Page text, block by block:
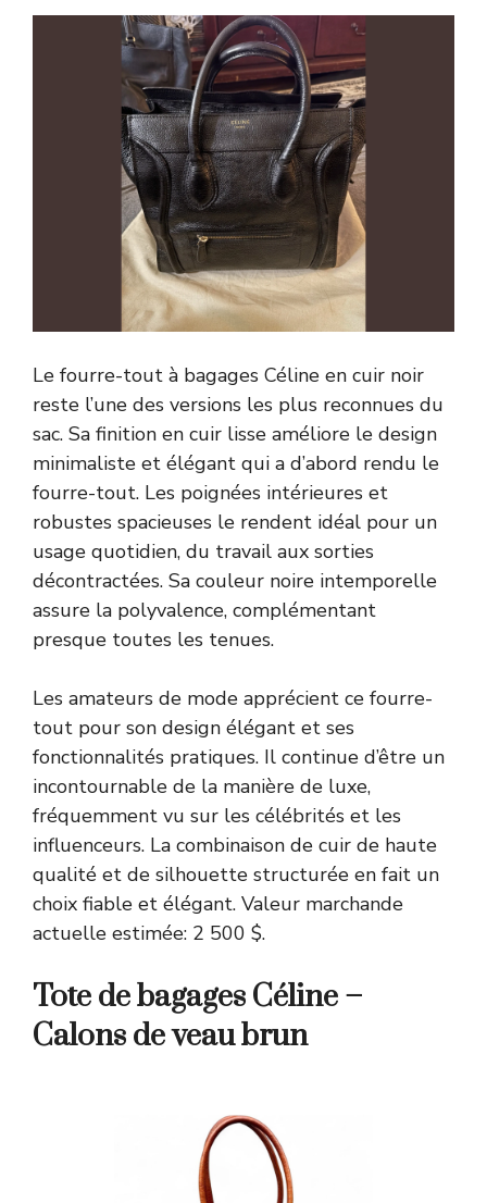
Le fourre-tout à bagages Céline en cuir noir
reste l’une des versions les plus reconnues du
sac. Sa finition en cuir lisse améliore le design
minimaliste et élégant qui a d’abord rendu le
fourre-tout. Les poignées intérieures et
robustes spacieuses le rendent idéal pour un
usage quotidien, du travail aux sorties
décontractées. Sa couleur noire intemporelle
assure la polyvalence, complémentant
presque toutes les tenues.
Les amateurs de mode apprécient ce fourre-
tout pour son design élégant et ses
fonctionnalités pratiques. Il continue d’être un
incontournable de la manière de luxe,
fréquemment vu sur les célébrités et les
influenceurs. La combinaison de cuir de haute
qualité et de silhouette structurée en fait un
choix fiable et élégant. Valeur marchande
actuelle estimée: 2 500 $.
Tote de bagages Céline –
Calons de veau brun